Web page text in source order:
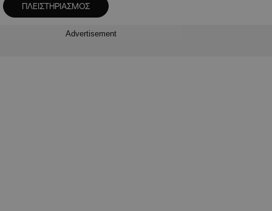
ΠΛΕΙΣΤΗΡΙΑΣΜΟΣ
Advertisement